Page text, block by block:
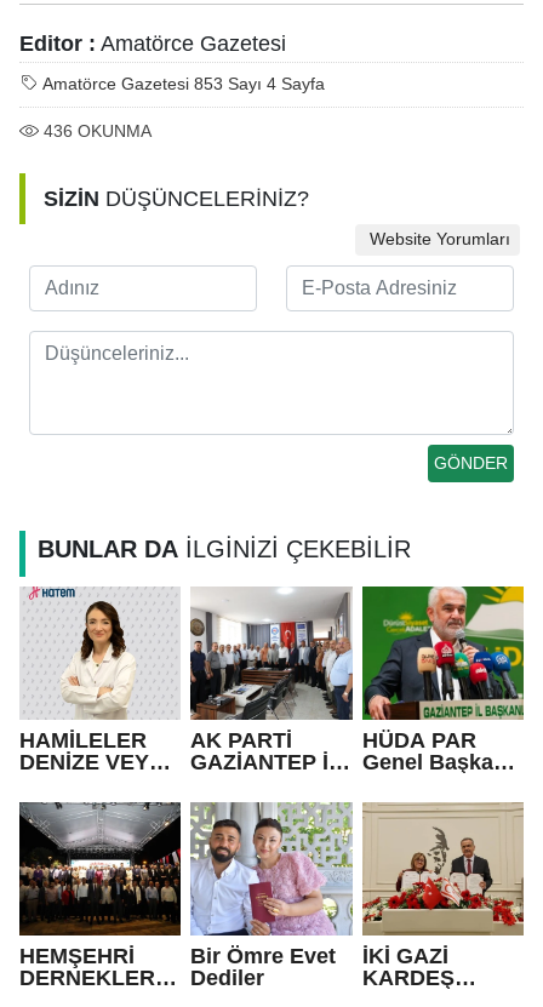
Editor : Amatörce Gazetesi
Amatörce Gazetesi 853 Sayı 4 Sayfa
436 OKUNMA
SİZİN DÜŞÜNCELERİNİZ?
Website Yorumları
BUNLAR DA İLGİNİZİ ÇEKEBİLİR
HAMİLELER
DENİZE VEYA
GİREBİLİR Mİ?
AK PARTİ
GAZİANTEP İL
FEDAİOĞLU’N
DAN SİVİL
TOPLUM
KURULUŞLARI
NA ZİYARET
HÜDA PAR
Genel Başkanı
Terör ülkenin
gündeminden
bütünüyle
çıkmalı
HEMŞEHRİ
DERNEKLERİ
Bir Ömre Evet
Dediler
İKİ GAZİ
KARDEŞ